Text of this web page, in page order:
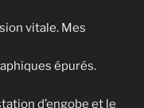
vitale. Mes
épurés.
d’engobe et le